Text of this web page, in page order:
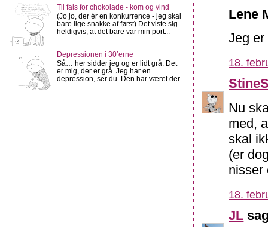
Lene
Jeg
18.
Nu
med,
skal
(er
nisser
18.
JL
Til fals for chokolade - kom og vind
(Jo jo, der ér en konkurrence - jeg skal
bare lige snakke af først) Det viste sig
heldigvis, at det bare var min port...
Depressionen i 30’erne
Så… her sidder jeg og er lidt grå. Det
er mig, der er grå. Jeg har en
depression, ser du. Den har været der...